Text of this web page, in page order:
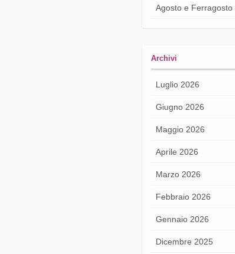
Agosto e Ferragosto
Archivi
Luglio 2026
Giugno 2026
Maggio 2026
Aprile 2026
Marzo 2026
Febbraio 2026
Gennaio 2026
Dicembre 2025